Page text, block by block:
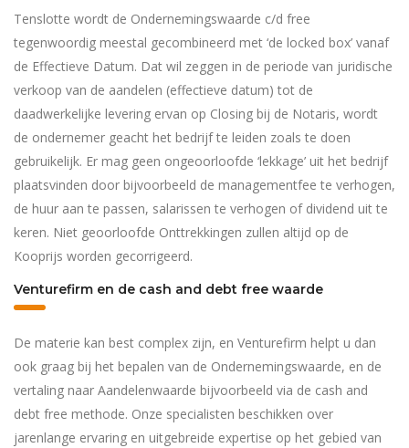
Tenslotte wordt de Ondernemingswaarde c/d free
tegenwoordig meestal gecombineerd met ‘de locked box’ vanaf
de Effectieve Datum. Dat wil zeggen in de periode van juridische
verkoop van de aandelen (effectieve datum) tot de
daadwerkelijke levering ervan op Closing bij de Notaris, wordt
de ondernemer geacht het bedrijf te leiden zoals te doen
gebruikelijk. Er mag geen ongeoorloofde ‘lekkage’ uit het bedrijf
plaatsvinden door bijvoorbeeld de managementfee te verhogen,
de huur aan te passen, salarissen te verhogen of dividend uit te
keren. Niet geoorloofde Onttrekkingen zullen altijd op de
Kooprijs worden gecorrigeerd.
Venturefirm en de cash and debt free waarde
De materie kan best complex zijn, en Venturefirm helpt u dan
ook graag bij het bepalen van de Ondernemingswaarde, en de
vertaling naar Aandelenwaarde bijvoorbeeld via de cash and
debt free methode. Onze specialisten beschikken over
jarenlange ervaring en uitgebreide expertise op het gebied van